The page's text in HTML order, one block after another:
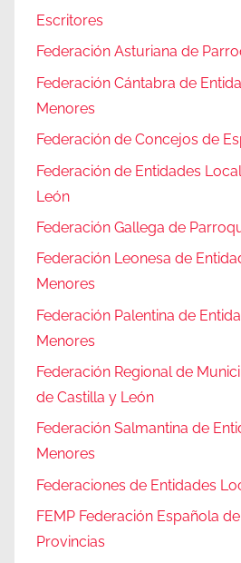
Escritores
Federación Asturiana de
Federación Cántabra de
Menores
Federación de Concejos de
Federación de Entidades
León
Federación Gallega de
Federación Leonesa de
Menores
Federación Palentina de
Menores
Federación Regional de
de Castilla y León
Federación Salmantina de
Menores
Federaciones de Entidades
FEMP Federación Española
Provincias